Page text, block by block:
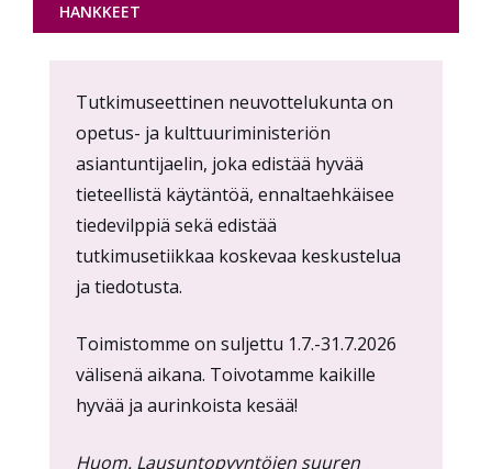
HANKKEET
Content
markup
Tutkimuseettinen neuvottelukunta on
opetus- ja kulttuuriministeriön
asiantuntijaelin, joka edistää hyvää
tieteellistä käytäntöä, ennaltaehkäisee
tiedevilppiä sekä edistää
tutkimusetiikkaa koskevaa keskustelua
ja tiedotusta.
Toimistomme on suljettu 1.7.-31.7.2026
välisenä aikana. Toivotamme kaikille
hyvää ja aurinkoista kesää!
Huom. Lausuntopyyntöjen suuren